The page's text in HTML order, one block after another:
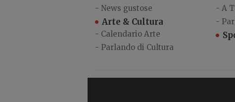
- News gustose
Arte & Cultura
- Calendario Arte
- Parlando di Cultura
- A
-